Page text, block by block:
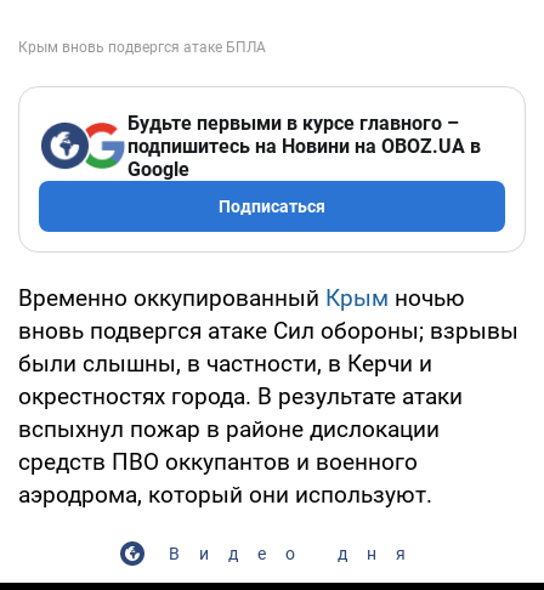
Будьте первыми в курсе главного –
подпишитесь на Новини на OBOZ.UA в
Google
Подписаться
Временно оккупированный Крым ночью
вновь подвергся атаке Сил обороны; взрывы
были слышны, в частности, в Керчи и
окрестностях города. В результате атаки
вспыхнул пожар в районе дислокации
средств ПВО оккупантов и военного
аэродрома, который они используют.
Видео дня